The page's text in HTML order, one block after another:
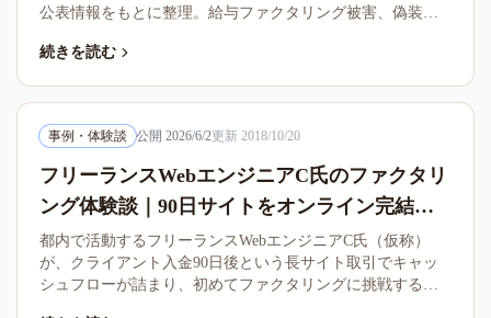
公表情報をもとに整理。給与ファクタリング被害、偽装フ
まとめました。
続きを読む
事例・体験談 公開 2026/6/2更新 2018/10/20
フリーランスWebエンジニアC氏のファクタリ
ング体験談｜90日サイトをオンライン完結で
乗り切るまで
都内で活動するフリーランスWebエンジニアC氏（仮称）
が、クライアント入金90日後という長サイト取引でキャッ
シュフローが詰まり、初めてファクタリングに挑戦するま